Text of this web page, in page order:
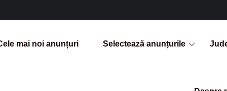
mai noi anunțuri Selectează anunțurile